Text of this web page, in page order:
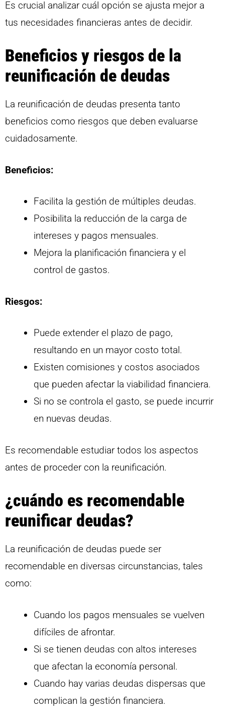
Es crucial analizar cuál opción se ajusta mejor a
tus necesidades financieras antes de decidir.
Beneficios y riesgos de la
reunificación de deudas
La reunificación de deudas presenta tanto
beneficios como riesgos que deben evaluarse
cuidadosamente.
Beneficios:
Facilita la gestión de múltiples deudas.
Posibilita la reducción de la carga de
intereses y pagos mensuales.
Mejora la planificación financiera y el
control de gastos.
Riesgos:
Puede extender el plazo de pago,
resultando en un mayor costo total.
Existen comisiones y costos asociados
que pueden afectar la viabilidad financiera.
Si no se controla el gasto, se puede incurrir
en nuevas deudas.
Es recomendable estudiar todos los aspectos
antes de proceder con la reunificación.
¿cuándo es recomendable
reunificar deudas?
La reunificación de deudas puede ser
recomendable en diversas circunstancias, tales
como:
Cuando los pagos mensuales se vuelven
difíciles de afrontar.
Si se tienen deudas con altos intereses
que afectan la economía personal.
Cuando hay varias deudas dispersas que
complican la gestión financiera.